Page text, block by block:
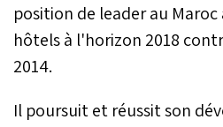
position de leader au Maroc
hôtels à l'horizon 2018
2014.
Il poursuit et réussit son